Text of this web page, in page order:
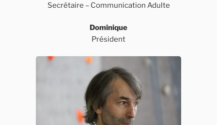
Secrétaire – Communication Adulte
Dominique
Président